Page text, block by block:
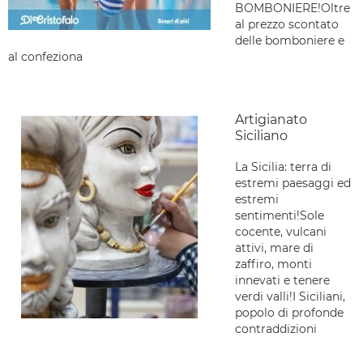
BOMBONIERE!Oltre
al prezzo scontato
delle bomboniere e
al confeziona
Artigianato
Siciliano
La Sicilia: terra di
estremi paesaggi ed
estremi
sentimenti!Sole
cocente, vulcani
attivi, mare di
zaffiro, monti
innevati e tenere
verdi valli!I Siciliani,
popolo di profonde
contraddizioni